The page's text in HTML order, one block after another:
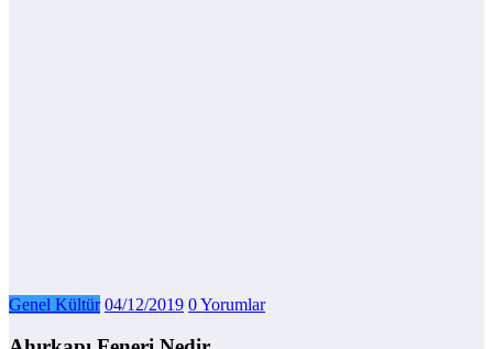
Genel Kültür 04/12/2019 0 Yorumlar